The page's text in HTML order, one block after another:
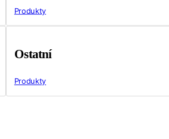
Produkty
Ostatní
Produkty